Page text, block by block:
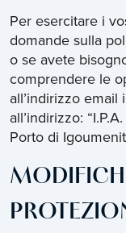
Per esercitare i
domande sulla
o se avete
comprendere le
all’indirizzo
all’indirizzo:
Porto di